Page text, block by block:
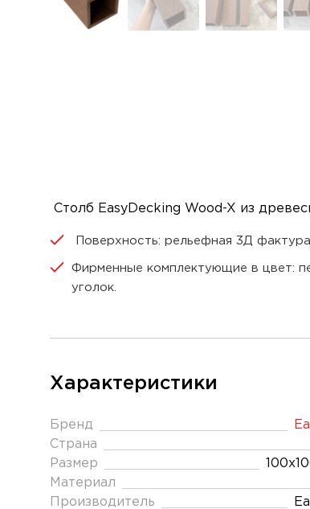
Столб EasyDecking Wood-X из
Поверхность: рельефная 3Д
Фирменные комплектующие в цвет:
уголок.
Характеристики
Бренд
Страна
Размер
Материал
Производитель